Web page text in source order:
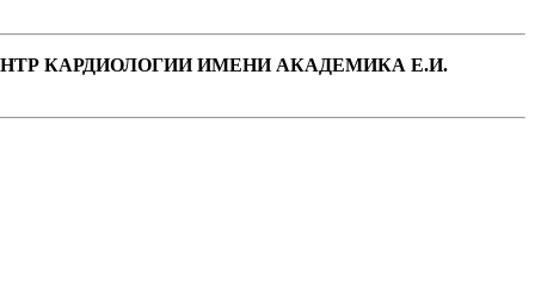
КАРДИОЛОГИИ ИМЕНИ АКАДЕМИКА Е.И.